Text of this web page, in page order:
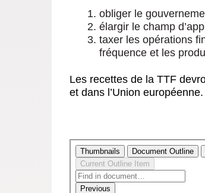
obliger le
élargir le champ
taxer les opérations
fréquence et les
Les recettes de la TTF
et dans l’Union européenne.